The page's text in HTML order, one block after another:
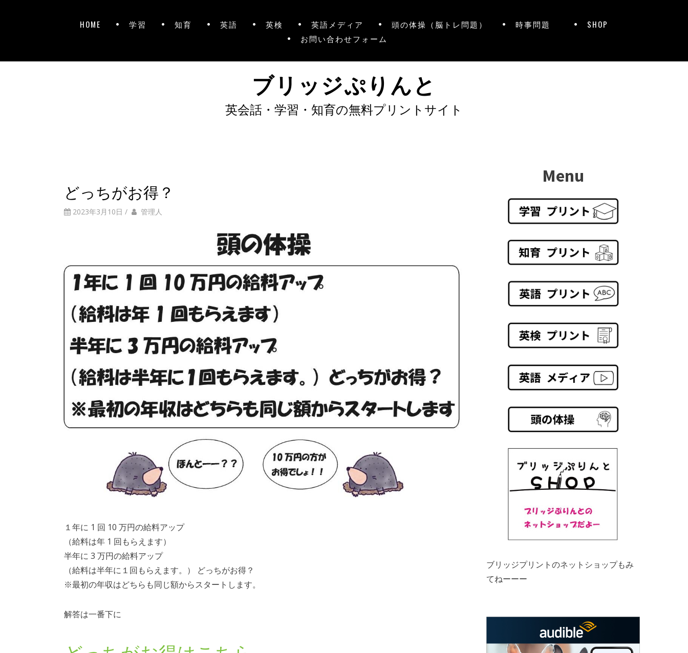
HOME 学習 知育 英語 英検 英語メディア 頭の体操（脳トレ問題） 時事問題
SHOP
お問い合わせフォーム
ブリッジぷりんと
英会話・学習・知育の無料プリントサイト
どっちがお得？
2023年3月10日 / 管理人
１年に 1 回 10 万円の給料アップ
（給料は年 1 回もらえます）
半年に 3 万円の給料アップ
（給料は半年に１回もらえます。） どっちがお得？
※最初の年収はどちらも同じ額からスタートします。
解答は一番下に
Menu
ブリッジプリントのネットショップもみ
てねーーー